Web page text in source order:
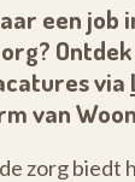
een job
via
van
zorg biedt